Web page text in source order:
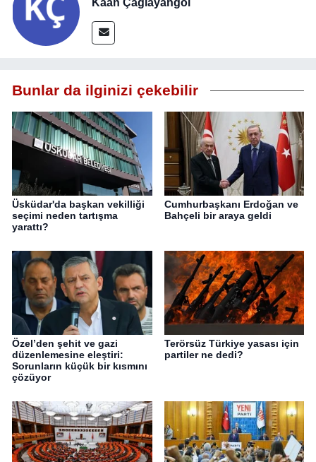
Bunlar da ilginizi çekebilir
Üsküdar'da başkan vekilliği
seçimi neden tartışma
yarattı?
Cumhurbaşkanı Erdoğan ve
Bahçeli bir araya geldi
Özel’den şehit ve gazi
düzenlemesine eleştiri:
Sorunların küçük bir kısmını
çözüyor
Terörsüz Türkiye yasası için
partiler ne dedi?